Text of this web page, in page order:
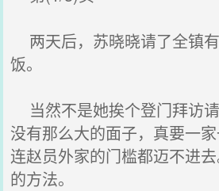
两天后，苏晓晓请了全镇
饭。
当然不是她挨个登门拜访
没有那么大的面子，真要一
连赵员外家的门槛都迈不进
的方法。